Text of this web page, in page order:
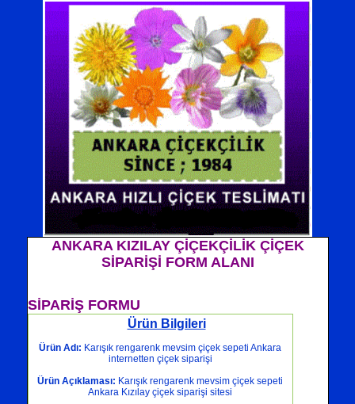
ANKARA KIZILAY ÇİÇEKÇİLİK ÇİÇEK
SİPARİŞİ FORM ALANI
SİPARİŞ FORMU
Ürün Bilgileri
Ürün Adı: Karışık rengarenk mevsim çiçek sepeti Ankara
internetten çiçek siparişi
Ürün Açıklaması: Karışık rengarenk mevsim çiçek sepeti
Ankara Kızılay çiçek siparişi sitesi